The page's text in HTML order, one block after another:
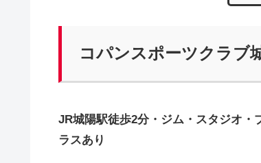
コパンスポーツクラブ
JR城陽駅徒歩2分・ジム・スタジオ・
ラスあり